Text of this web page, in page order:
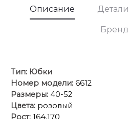
Описание Детали
Бренд
Тип: Юбки
Номер модели: 6612
Размеры: 40-52
Цвета: розовый
Рост: 164,170